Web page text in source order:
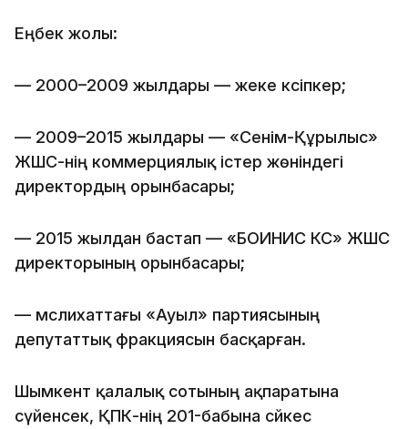
Еңбек жолы:
— 2000–2009 жылдары — жеке кәсіпкер;
— 2009–2015 жылдары — «Сенім-Құрылыс»
ЖШС-нің коммерциялық істер жөніндегі
директордың орынбасары;
— 2015 жылдан бастап — «БОИНИС КС» ЖШС
директорының орынбасары;
— мәслихаттағы «Ауыл» партиясының
депутаттық фракциясын басқарған.
Шымкент қалалық сотының ақпаратына
сүйенсек, ҚПК-нің 201-бабына сәйкес